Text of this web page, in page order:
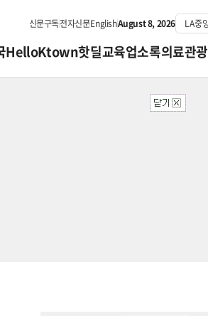
신문구독전자신문EnglishAugust 8, 2026
HelloKtown핫딜교육업소록의료관광